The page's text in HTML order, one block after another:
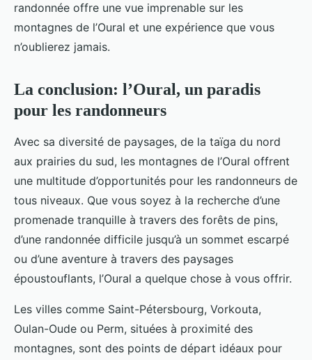
randonnée offre une vue imprenable sur les
montagnes de l’Oural et une expérience que vous
n’oublierez jamais.
La conclusion: l’Oural, un paradis
pour les randonneurs
Avec sa diversité de paysages, de la taïga du nord
aux prairies du sud, les montagnes de l’Oural offrent
une multitude d’opportunités pour les randonneurs de
tous niveaux. Que vous soyez à la recherche d’une
promenade tranquille à travers des forêts de pins,
d’une randonnée difficile jusqu’à un sommet escarpé
ou d’une aventure à travers des paysages
époustouflants, l’Oural a quelque chose à vous offrir.
Les villes comme Saint-Pétersbourg, Vorkouta,
Oulan-Oude ou Perm, situées à proximité des
montagnes, sont des points de départ idéaux pour